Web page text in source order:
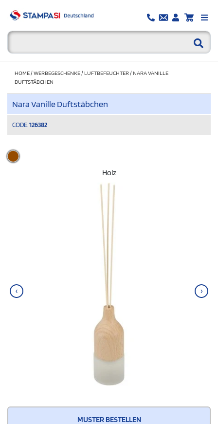
HOME/WERBEGESCHENKE/LUFTBEFEUCHTER/NARA VANILLE
DUFTSTÄBCHEN
Nara Vanille Duftstäbchen
CODE. 126382
Holz
‹ ›
MUSTER BESTELLEN